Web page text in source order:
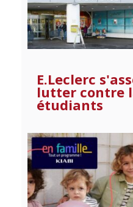
E.Leclerc
lutter contre
étudiants